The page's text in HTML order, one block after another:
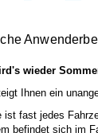
wieder
Ihnen ein
ist fast jedes
befindet sich im